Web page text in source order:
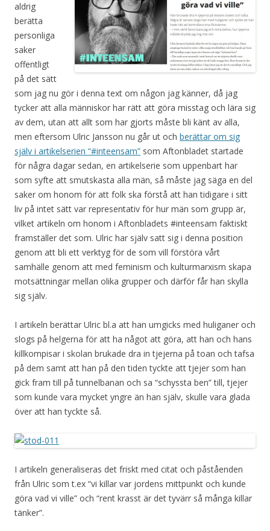
aldrig
berätta
personliga
saker
offentligt
på det sätt
som jag nu gör i denna text om någon jag känner, då jag
tycker att alla människor har rätt att göra misstag och lära sig
av dem, utan att allt som har gjorts måste bli känt av alla,
men eftersom Ulric Jansson nu går ut och berättar om sig
själv i artikelserien “#inteensam” som Aftonbladet startade
för några dagar sedan, en artikelserie som uppenbart har
som syfte att smutskasta alla män, så måste jag säga en del
saker om honom för att folk ska förstå att han tidigare i sitt
liv på intet sätt var representativ för hur män som grupp är,
vilket artikeln om honom i Aftonbladets #inteensam faktiskt
framställer det som. Ulric har själv satt sig i denna position
genom att bli ett verktyg för de som vill förstöra vårt
samhälle genom att med feminism och kulturmarxism skapa
motsättningar mellan olika grupper och därför får han skylla
sig själv.
I artikeln berättar Ulric bl.a att han umgicks med huliganer och
slogs på helgerna för att ha något att göra, att han och hans
killkompisar i skolan brukade dra in tjejerna på toan och tafsa
på dem samt att han på den tiden tyckte att tjejer som han
gick fram till på tunnelbanan och sa “schyssta ben” till, tjejer
som kunde vara mycket yngre än han själv, skulle vara glada
över att han tyckte så.
I artikeln generaliseras det friskt med citat och påståenden
från Ulric som t.ex “vi killar var jordens mittpunkt och kunde
göra vad vi ville” och “rent krasst är det tyvärr så många killar
tänker”.